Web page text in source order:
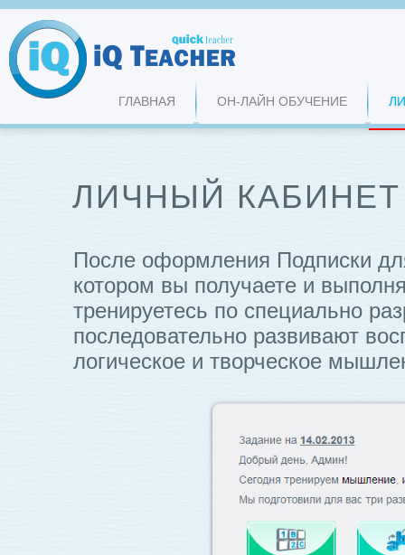
ГЛАВНАЯ ОН-ЛАЙН ОБУЧЕНИЕ
ЛИЧНЫЙ КАБИНЕТ
После оформления Подписки
котором вы получаете и
тренируетесь по специально
последовательно развивают
логическое и творческое